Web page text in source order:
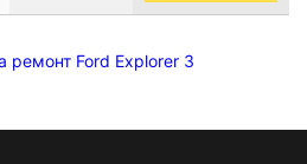
ремонт Ford Explorer 3